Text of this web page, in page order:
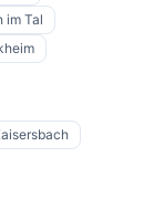
im Tal